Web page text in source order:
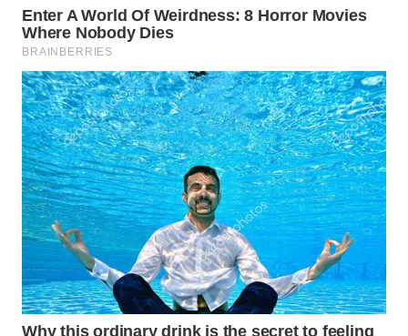
WN
LIKUPANG
WN
LABUANBAJO
WN
BORNEO
Wahana
Media
WAHANA
NEWS